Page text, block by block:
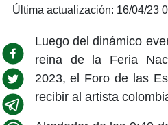
Última actualización: 16/04/23
Luego del dinámico
reina de la Feria
2023, el Foro de las
recibir al artista